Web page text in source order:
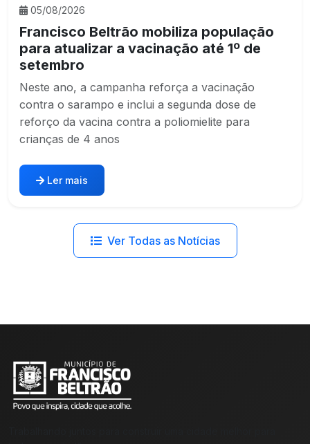
05/08/2026
Francisco Beltrão mobiliza população
para atualizar a vacinação até 1º de
setembro
Neste ano, a campanha reforça a vacinação
contra o sarampo e inclui a segunda dose de
reforço da vacina contra a poliomielite para
crianças de 4 anos
Ler mais
Ver Todas as Notícias